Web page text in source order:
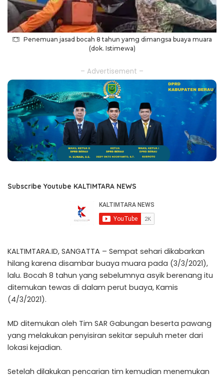
Penemuan jasad bocah 8 tahun yamg dimangsa buaya muara
(dok. Istimewa)
– Advertisement –
Subscribe Youtube KALTIMTARA NEWS
KALTIMTARA.ID, SANGATTA – Sempat sehari dikabarkan
hilang karena disambar buaya muara pada (3/3/2021),
lalu. Bocah 8 tahun yang sebelumnya asyik berenang itu
ditemukan tewas di dalam perut buaya, Kamis
(4/3/2021).
MD ditemukan oleh Tim SAR Gabungan beserta pawang
yang melakukan penyisiran sekitar sepuluh meter dari
lokasi kejadian.
Setelah dilakukan pencarian tim kemudian menemukan